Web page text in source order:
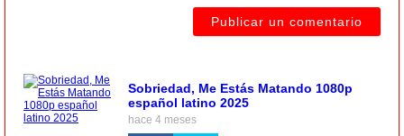
Sobriedad, Me Estás Matando 1080p
español latino 2025
hace 4 meses